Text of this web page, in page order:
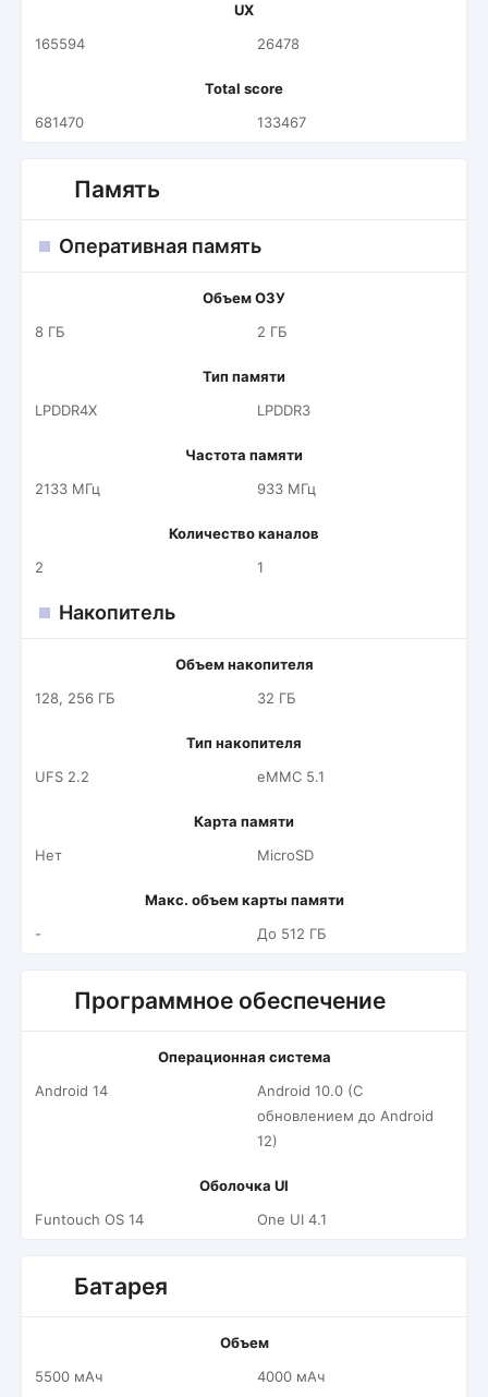
UX
165594
26478
Total score
681470
133467
Память
Оперативная память
Объем ОЗУ
8 ГБ
2 ГБ
Тип памяти
LPDDR4X
LPDDR3
Частота памяти
2133 МГц
933 МГц
Количество каналов
2
1
Накопитель
Объем накопителя
128, 256 ГБ
32 ГБ
Тип накопителя
UFS 2.2
eMMC 5.1
Карта памяти
Нет
MicroSD
Макс. объем карты памяти
-
До 512 ГБ
Программное обеспечение
Операционная система
Android 14
Android 10.0 (С
обновлением до Android
12)
Оболочка UI
Funtouch OS 14
One UI 4.1
Батарея
Объем
5500 мАч
4000 мАч